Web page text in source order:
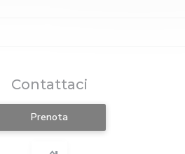
Contattaci
Prenota